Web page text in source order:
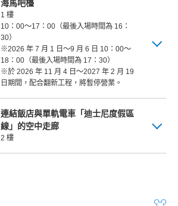
海馬吧檯
1 樓
10：00～17：00（最後入場時間為 16：
30）
※2026 年 7 月 1 日～9 月 6 日 10：00～
18：00（最後入場時間為 17：30）
※於 2026 年 11 月 4 日～2027 年 2 月 19
日期間，配合翻新工程，將暫停營業。
連結飯店與單軌電車「迪士尼度假區
線」的空中走廊
2 樓